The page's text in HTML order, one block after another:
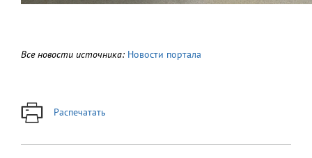
Все новости источника: Новости портала
Распечатать